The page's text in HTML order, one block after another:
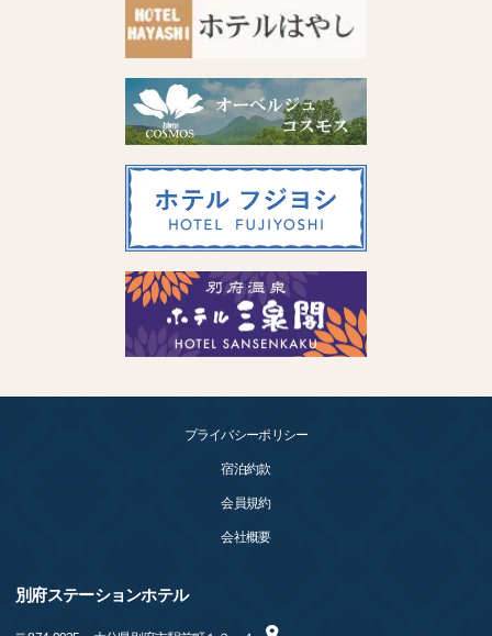
プライバシーポリシー
宿泊約款
会員規約
会社概要
別府ステーションホテル